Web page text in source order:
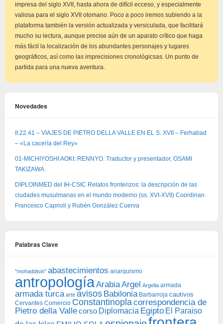
impresa del siglo XVII, hasta ahora de difícil ecceso, y especialmente
valiosa para el siglo XVII otomano. Poco a poco iremos subiendo a la
plataforma también la versión actualizada y versiculada, que facilitará
mucho su lectura, aunque precise aún de un aparato crítico que haga
más fácil la localización de los abundantes personajes y lugares
geográficos, así como las imprecisiones cronológicsas. Un punto de
partida para una nueva aventura.
Novedades
II.22.41 – VIAJES DE PIETRO DELLA VALLE EN EL S. XVII – Ferhabad
– «La cacería del Rey»
01-MICHIYOSHI AOKI: RENNYO. Traductor y presentador, OSAMI
TAKIZAWA
DIPLOINMED del IH-CSIC Relatos fronterizos: la descripción de las
ciudades musulmanas en el mundo moderno (ss. XVI-XVII) Coordinan
Francesco Caprioli y Rubén González Cuerva
Palabras Clave
"mohaddisin" abastecimientos anarquismo
antropología ArabiaArgel Argelia armada
armada turca arte avisos Babilonia Barbarroja cautivos
Cervantes Comercio Constantinopla correspondencia de
Pietro della Vallecorso Diplomacia Egipto El Paraiso